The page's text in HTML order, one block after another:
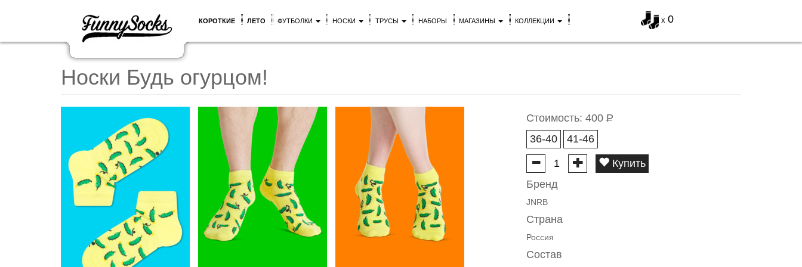
x 0
КОРОТКИЕ ЛЕТО ФУТБОЛКИ НОСКИ ТРУСЫ НАБОРЫ МАГАЗИНЫ КОЛЛЕКЦИИ
Носки Будь огурцом!
Стоимость: 400 Р
36-40
41-46
Купить
Бренд
JNRB
Страна
Россия
Состав